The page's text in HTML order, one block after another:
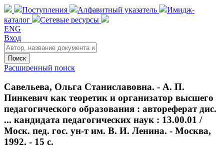
Поступления Алфавитный указатель
Имидж-
каталог
Сетевые ресурсы
ENG
Вход
Поиск
Расширенный поиск
Савельева, Ольга Станиславовна. - А. П.
Пинкевич как теоретик и организатор высшего
педагогического образования : автореферат дис.
... кандидата педагогических наук : 13.00.01 /
Моск. пед. гос. ун-т им. В. И. Ленина. - Москва,
1992. - 15 с.